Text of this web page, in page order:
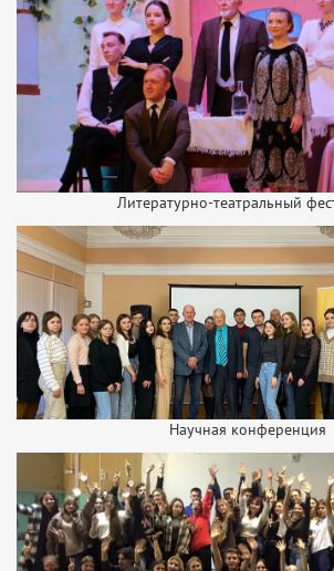
Литературно-театральный
Научная конференция